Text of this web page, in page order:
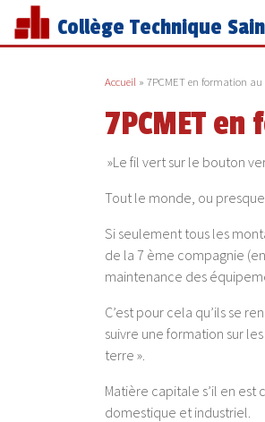
Collège Technique
Accueil » 7PCMET en formation au
7PCMET
»Le fil vert sur le bouton
Tout le monde, ou
Si seulement tous les
de la 7 ème compagnie
maintenance des
C’est pour cela qu’ils se
suivre une formation sur
terre ».
Matière capitale s’il en
domestique et industriel.